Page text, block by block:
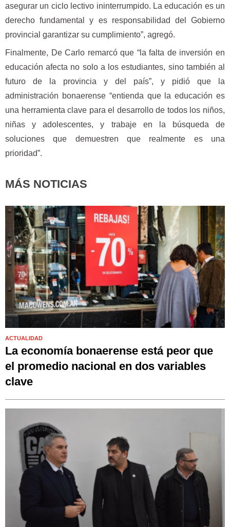
asegurar un ciclo lectivo ininterrumpido. La educación es un
derecho fundamental y es responsabilidad del Gobierno
provincial garantizar su cumplimiento”, agregó.
Finalmente, De Carlo remarcó que “la falta de inversión en
educación afecta no solo a los estudiantes, sino también al
futuro de la provincia y del país”, y pidió que la
administración bonaerense “entienda que la educación es
una herramienta clave para el desarrollo de todos los niños,
niñas y adolescentes, y trabaje en la búsqueda de
soluciones que demuestren que realmente es una
prioridad”.
MÁS NOTICIAS
ACTUALIDAD
La economía bonaerense está peor que
el promedio nacional en dos variables
clave